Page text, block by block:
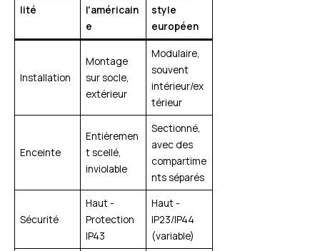
lité
l'américain
e
style
européen
Installation
Montage
sur socle,
extérieur
Modulaire,
souvent
intérieur/ex
térieur
Enceinte
Entièremen
t scellé,
inviolable
Sectionné,
avec des
compartime
nts séparés
Sécurité
Haut -
Protection
IP43
Haut -
IP23/IP44
(variable)